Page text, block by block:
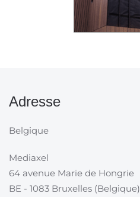
Adresse
Belgique
Mediaxel
64 avenue Marie de Hongrie
BE - 1083 Bruxelles (Belgique)